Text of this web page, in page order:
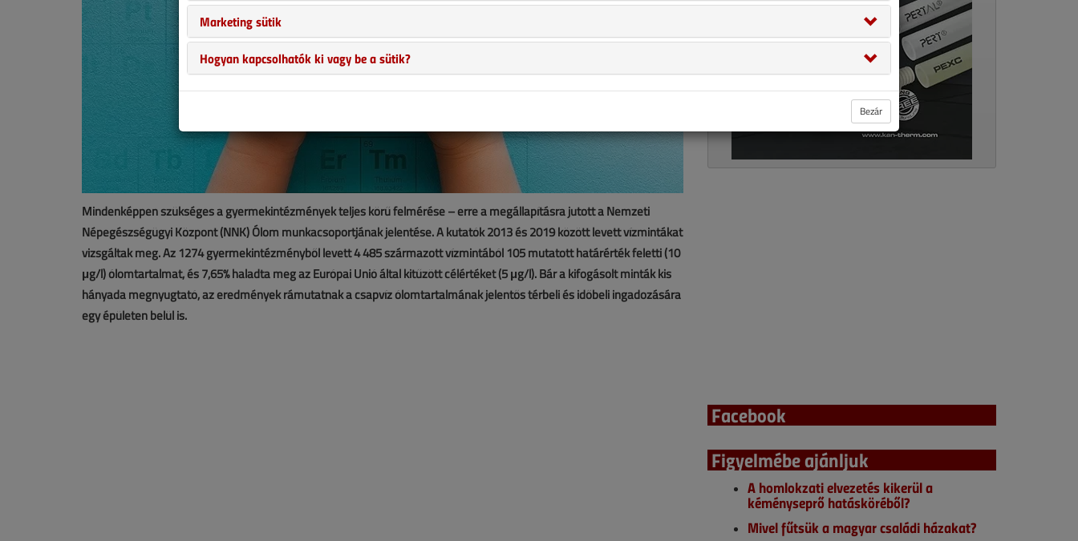
Mindenképpen szükséges a gyermekintézmények teljes körű felmérése – erre a megállapításra jutott a Nemzeti
Népegészségügyi Központ (NNK) Ólom munkacsoportjának jelentése. A kutatók 2013 és 2019 között levett vízmintákat
vizsgáltak meg. Az 1274 gyermekintézményből levett 4 485 származott vízmintából 105 mutatott határérték feletti (10
μg/l) ólomtartalmat, és 7,65% haladta meg az Európai Unió által kitűzött célértéket (5 μg/l). Bár a kifogásolt minták kis
hányada megnyugtató, az eredmények rámutatnak a csapvíz ólomtartalmának jelentős térbeli és időbeli ingadozására
egy épületen belül is.
Facebook
Figyelmébe ajánljuk
A homlokzati elvezetés kikerül a
kéményseprő hatásköréből?
Mivel fűtsük a magyar családi házakat?
Marketing sütik
Hogyan kapcsolhatók ki vagy be a sütik?
Bezár